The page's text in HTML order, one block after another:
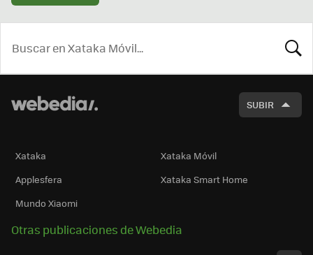
SUBIR
Xataka
Xataka Móvil
Applesfera
Xataka Smart Home
Mundo Xiaomi
Otras publicaciones de Webedia